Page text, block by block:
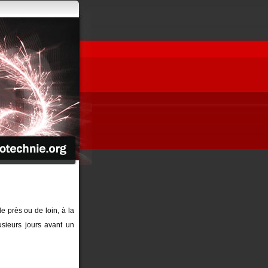
près ou de loin, à la
jours avant un